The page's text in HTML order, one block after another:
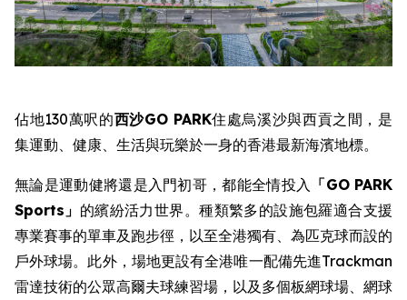
佔地130萬呎的西沙GO PARK住處烏溪沙與西貢之間，是
集運動、健康、生活與玩樂於一身的香港最新海濱地標。
無論是運動健將還是入門初哥，都能全情投入 「GO PARK
Sports 」 的繽紛活力世界。種類繁多的設施包羅適合支援
專業賽事的單車及跑步徑，以至全港獨有、為匹克球而設的
戶外球場。此外，場地更設有全港唯一配備先進Trackman
雷達技術的公眾高爾夫球練習場，以及多個板網球場、網球